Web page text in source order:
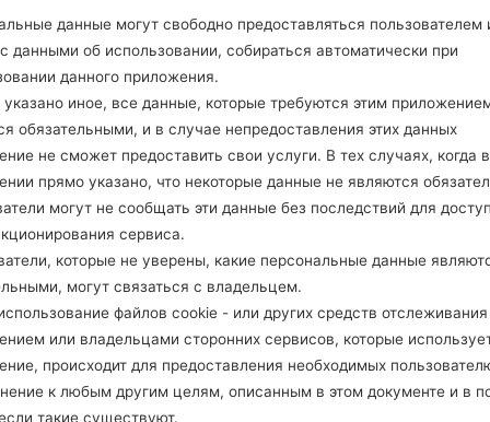
данные могут свободно предоставляться пользователем
данными об использовании, собираться автоматически при
данного приложения.
указано иное, все данные, которые требуются этим
обязательными, и в случае непредоставления этих данных
не сможет предоставить свои услуги. В тех случаях, когда
прямо указано, что некоторые данные не являются
могут не сообщать эти данные без последствий для
сервиса.
которые не уверены, какие персональные данные
могут связаться с владельцем.
файлов cookie - или других средств
или владельцами сторонних сервисов, которые
происходит для предоставления необходимых
к любым другим целям, описанным в этом документе и в
такие существуют.